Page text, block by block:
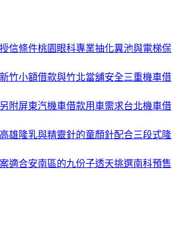
信條件桃園眼科專業抽化糞池與電梯保
竹小額借款與竹北當舖安全三重機車借
附屏東汽機車借款用車需求台北機車借
雄隆乳與精靈針的童顏針配合三段式隆
適合安南區的九份子透天挑選南科預售